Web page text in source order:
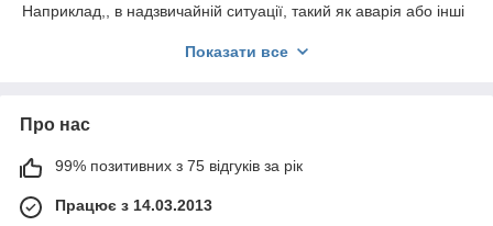
Наприклад,
в надзвичайній ситуації, такий як аварія або інші
несправним і освітлення перестає працювати. Це призводить
прийдуть аварійні
вмикаються, дадуть яскраве, ефективне аварійне освітлення,
і люди безпечно покинуть приміщення, припустимо при
пожежі.
арийные світильники з акумулятором
призначені для освітлення
промислових джерел світла.
Показати все
Про нас
99% позитивних з 75 відгуків за рік
Працює з 14.03.2013